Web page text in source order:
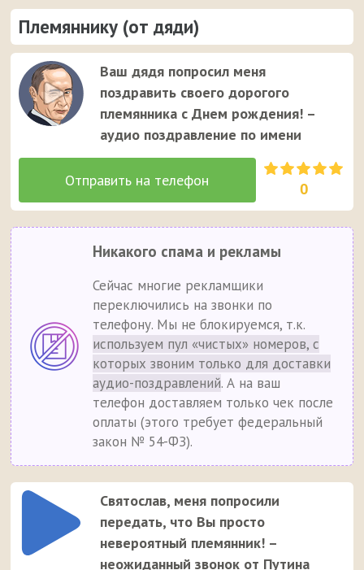
Племяннику (от дяди)
Ваш дядя попросил меня
поздравить своего дорогого
племянника с Днем рождения! –
аудио поздравление по имени
0
Никакого спама и рекламы
Сейчас многие рекламщики
переключились на звонки по
телефону. Мы не блокируемся, т.к.
используем пул «чистых» номеров, с
которых звоним только для доставки
аудио-поздравлений. А на ваш
телефон доставляем только чек после
оплаты (этого требует федеральный
закон № 54-ФЗ).
Святослав, меня попросили
передать, что Вы просто
невероятный племянник! –
неожиданный звонок от Путина